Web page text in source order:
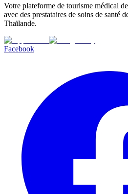
Votre plateforme de tourisme médical
avec des prestataires de soins de santé
Thaïlande.
Facebook